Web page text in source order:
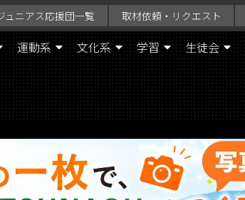
ュニアス応援団一覧 取材依頼・リクエスト
運動系 文化系 学習 生徒会